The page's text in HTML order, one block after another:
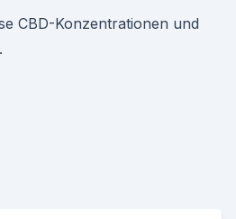
CBD-Konzentrationen und